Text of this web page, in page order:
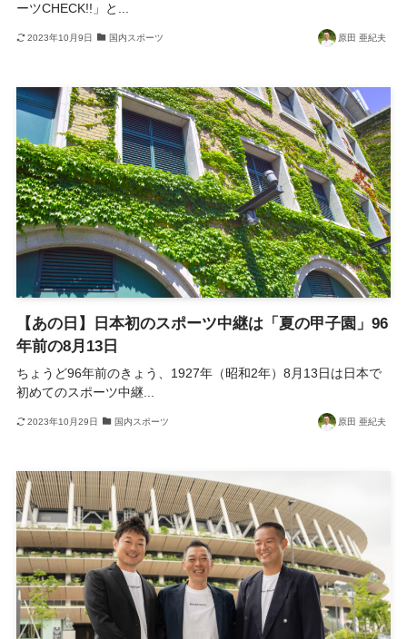
ーツCHECK!!」と...
2023年10月9日 国内スポーツ 原田 亜紀夫
【あの日】日本初のスポーツ中継は「夏の甲子園」96
年前の8月13日
ちょうど96年前のきょう、1927年（昭和2年）8月13日は日本で
初めてのスポーツ中継...
2023年10月29日 国内スポーツ 原田 亜紀夫